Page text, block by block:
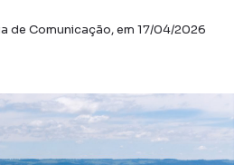
de Comunicação, em 17/04/2026